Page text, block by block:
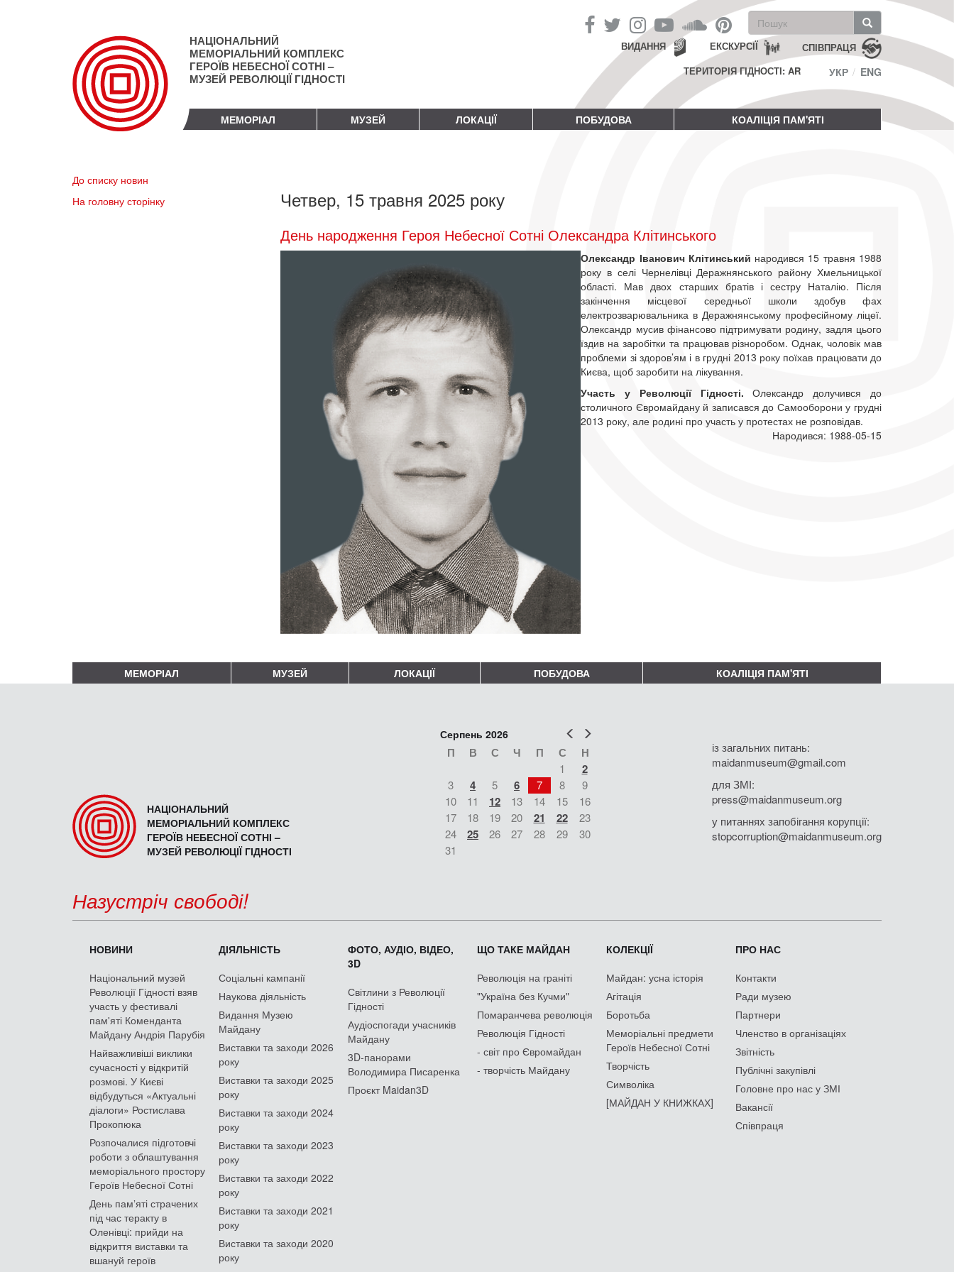
НАЦІОНАЛЬНИЙ
МЕМОРІАЛЬНИЙ КОМПЛЕКС
ГЕРОЇВ НЕБЕСНОЇ СОТНІ –
МУЗЕЙ РЕВОЛЮЦІЇ ГІДНОСТІ
Пошукова
форма
Пошук СПІВПРАЦЯ
ЕКСКУРСІЇ
ВИДАННЯ
ТЕРИТОРІЯ ГІДНОСТІ: AR
УКР ENG
МЕМОРІАЛ МУЗЕЙ ЛОКАЦІЇ ПОБУДОВА КОАЛІЦІЯ ПАМ'ЯТІ
До списку новин
На головну сторінку
Четвер, 15 травня 2025 року
День народження Героя Небесної Сотні Олександра Клітинського
Олександр Іванович Клітинський народився 15 травня 1988
року в селі Чернелівці Деражнянського району Хмельницької
області. Мав двох старших братів і сестру Наталію. Після
закінчення місцевої середньої школи здобув фах
електрозварювальника в Деражнянському професійному ліцеї.
Олександр мусив фінансово підтримувати родину, задля цього
їздив на заробітки та працював різноробом. Однак, чоловік мав
проблеми зі здоров’ям і в грудні 2013 року поїхав працювати до
Києва, щоб заробити на лікування.
Участь у Революції Гідності.Олександр долучився до
столичного Євромайдану й записався до Самооборони у грудні
2013 року, але родині про участь у протестах не розповідав.
Народився: 1988-05-15
МЕМОРІАЛ МУЗЕЙ ЛОКАЦІЇ ПОБУДОВА КОАЛІЦІЯ ПАМ'ЯТІ
НАЦІОНАЛЬНИЙ
МЕМОРІАЛЬНИЙ КОМПЛЕКС
ГЕРОЇВ НЕБЕСНОЇ СОТНІ –
МУЗЕЙ РЕВОЛЮЦІЇ ГІДНОСТІ
Попер
Серпень 2026
П В С Ч П С Н
1 2
3 4 5 6 7 8
9
10
11 12 13 14 15
16
17
18 19 20 21 22
23
24
25 26 27 28 29
30
31
із загальних питань:
maidanmuseum@gmail.com
для ЗМІ:
press@maidanmuseum.org
у питаннях запобігання корупції:
stopcorruption@maidanmuseum.org
Назустріч свободі!
НОВИНИ
Національний музей
Революції Гідності взяв
участь у фестивалі
пам'яті Коменданта
Майдану Андрія Парубія
Найважливіші виклики
сучасності у відкритій
розмові. У Києві
відбудуться «Актуальні
діалоги» Ростислава
Прокопюка
Розпочалися підготовчі
роботи з облаштування
меморіального простору
Героїв Небесної Сотні
День памʼяті страчених
під час теракту в
Оленівці: прийди на
відкриття виставки та
вшануй героїв
ДІЯЛЬНІСТЬ
Соціальні кампанії
Наукова діяльність
Видання Музею
Майдану
Виставки та заходи 2026
року
Виставки та заходи 2025
року
Виставки та заходи 2024
року
Виставки та заходи 2023
року
Виставки та заходи 2022
року
Виставки та заходи 2021
року
Виставки та заходи 2020
року
ФОТО, АУДІО, ВІДЕО,
3D
Світлини з Революції
Гідності
Аудіоспогади учасників
Майдану
3D-панорами
Володимира Писаренка
Проєкт Maidan3D
ЩО ТАКЕ МАЙДАН
Революція на граніті
"Україна без Кучми"
Помаранчева революція
Революція Гідності
- світ про Євромайдан
- творчість Майдану
КОЛЕКЦІЇ
Майдан: усна історія
Агітація
Боротьба
Меморіальні предмети
Героїв Небесної Сотні
Творчість
Символіка
[МАЙДАН У КНИЖКАХ]
ПРО НАС
Контакти
Ради музею
Партнери
Членство в організаціях
Звітність
Публічні закупівлі
Головне про нас у ЗМІ
Вакансії
Співпраця